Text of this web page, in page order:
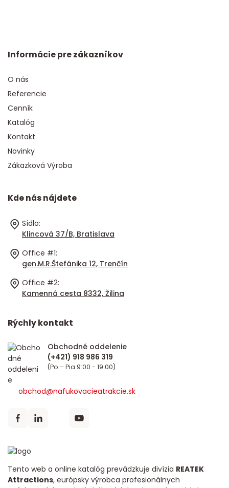
Informácie pre zákazníkov
O nás
Referencie
Cenník
Katalóg
Kontakt
Novinky
Zákazková Výroba
Kde nás nájdete
Sídlo:
Klincová 37/B, Bratislava
Office #1:
gen.M.R.Štefánika 12, Trenčín
Office #2:
Kamenná cesta 8332, Žilina
Tento web a online katalóg prevádzkuje divízia REATEK
Attractions, európsky výrobca profesionálnych
Rýchly kontakt
Obchodné oddelenie
(Po – Pia 9:00 - 19:00)
obchod@nafukovacieatrakcie.sk